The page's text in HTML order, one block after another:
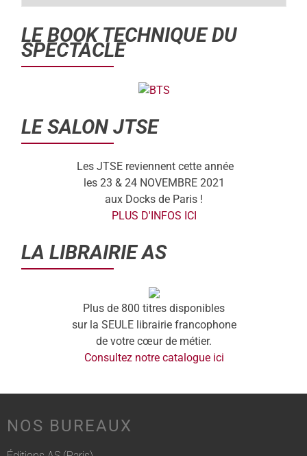
LE BOOK TECHNIQUE DU
SPECTACLE
LE SALON JTSE
Les JTSE reviennent cette année
les 23 & 24 NOVEMBRE 2021
aux Docks de Paris !
PLUS D'INFOS ICI
LA LIBRAIRIE AS
Plus de 800 titres disponibles
sur la SEULE librairie francophone
de votre cœur de métier.
Consultez notre catalogue ici
NOS BUREAUX